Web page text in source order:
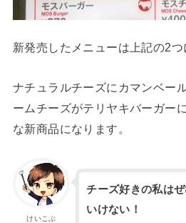
新発売したメニューは上記の2つ
ナチュラルチーズにカマンベー
ームチーズがテリヤキバーガー
な新商品になります。
けいこぶ
チーズ好きの私は
いけない！